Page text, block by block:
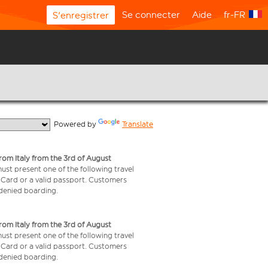
S'enregistrer Se connecter Aide fr-FR
Powered by Translate
Italy from the 3rd of August
present one of the following travel
or a valid passport. Customers
boarding.
Italy from the 3rd of August
present one of the following travel
or a valid passport. Customers
boarding.